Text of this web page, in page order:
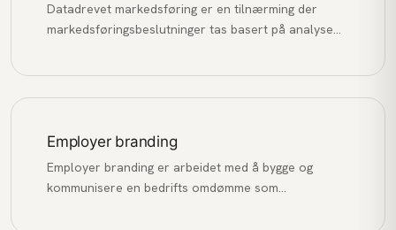
Datadrevet markedsføring er en tilnærming der
markedsføringsbeslutninger tas basert på analyse
Employer branding
Employer branding er arbeidet med å bygge og
kommunisere en bedrifts omdømme som